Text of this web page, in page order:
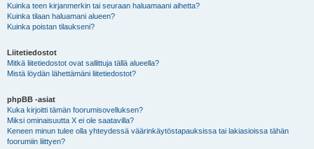
Kuinka teen kirjanmerkin tai seuraan haluamaani aihetta?
Kuinka tilaan haluamani alueen?
Kuinka poistan tilaukseni?
Liitetiedostot
Mitkä liitetiedostot ovat sallittuja tällä alueella?
Mistä löydän lähettämäni liitetiedostot?
phpBB -asiat
Kuka kirjoitti tämän foorumisovelluksen?
Miksi ominaisuutta X ei ole saatavilla?
Keneen minun tulee olla yhteydessä väärinkäytöstapauksissa tai lakiasioissa tähän
foorumiin liittyen?